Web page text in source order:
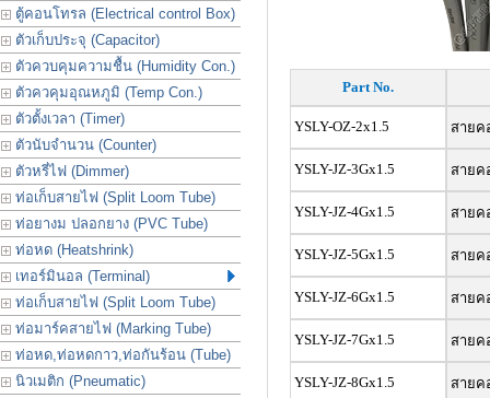
ตู้คอนโทรล (Electrical control Box)
ตัวเก็บประจุ (Capacitor)
ตัวควบคุมความชื้น (Humidity Con.)
ตัวควคุมอุณหภูมิ (Temp Con.)
ตัวตั้งเวลา (Timer)
ตัวนับจำนวน (Counter)
ตัวหรี่ไฟ (Dimmer)
ท่อเก็บสายไฟ (Split Loom Tube)
ท่อยางม ปลอกยาง (PVC Tube)
ท่อหด (Heatshrink)
เทอร์มินอล (Terminal)
ท่อเก็บสายไฟ (Split Loom Tube)
ท่อมาร์คสายไฟ (Marking Tube)
ท่อหด,ท่อหดกาว,ท่อกันร้อน (Tube)
นิวเมติก (Pneumatic)
Part No.
YSLY-OZ-2x1.5 สายค
YSLY-JZ-3Gx1.5 สายค
YSLY-JZ-4Gx1.5 สายค
YSLY-JZ-5Gx1.5 สายค
YSLY-JZ-6Gx1.5 สายค
YSLY-JZ-7Gx1.5 สายค
YSLY-JZ-8Gx1.5 สายค